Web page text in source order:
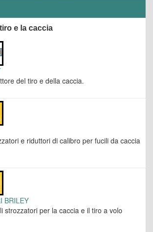
e la caccia
del tiro e della caccia.
e riduttori di calibro per fucili da caccia
BRILEY
strozzatori per la caccia e il tiro a volo